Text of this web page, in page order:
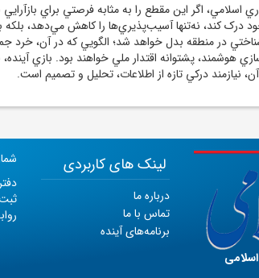
اسلامي، اگر اين مقطع را به مثابه فرصتي براي
درک کند، نه‌تنها آسيب‌پذيري‌ها را کاهش مي‌دهد، بلکه
در منطقه بدل خواهد شد؛ الگويي که در آن، خرد
هوشمند، پشتوانه اقتدار ملي خواهند بود. بازي
نيازمند درکي تازه از اطلاعات، تحليل و تصميم است.
دفتر
ثبت
لینک های کاربردی
درباره ما
تماس با ما
برنامه‌های آینده